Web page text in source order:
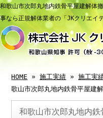
和歌山市次郎丸地内鉄骨平屋建解
事なら正規解体業者の「JKクリエイテ
HOME »施工実績 »施工実
歌山市次郎丸地内鉄骨平屋建
和歌山市次郎丸地内